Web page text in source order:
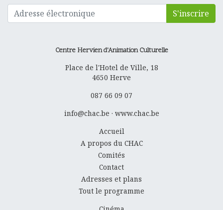
S'inscrire
Centre Hervien d'Animation Culturelle
Place de l'Hotel de Ville, 18
4650 Herve
087 66 09 07
info@chac.be · www.chac.be
Accueil
A propos du CHAC
Comités
Contact
Adresses et plans
Tout le programme